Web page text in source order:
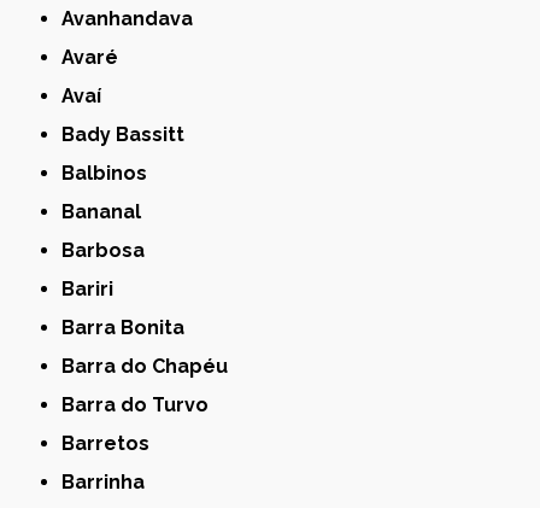
Avanhandava
Avaré
Avaí
Bady Bassitt
Balbinos
Bananal
Barbosa
Bariri
Barra Bonita
Barra do Chapéu
Barra do Turvo
Barretos
Barrinha